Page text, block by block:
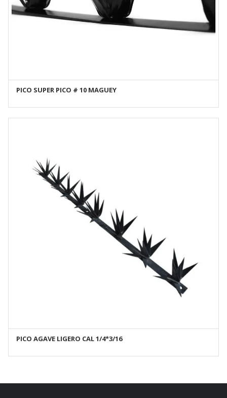
AÑADIR AL CARRITO
PICO SUPER PICO # 10 MAGUEY
AÑADIR AL CARRITO
PICO AGAVE LIGERO CAL 1/4*3/16